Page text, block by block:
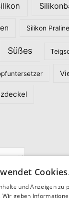
Silikon
Süßes
und Anzeigen zu
geben